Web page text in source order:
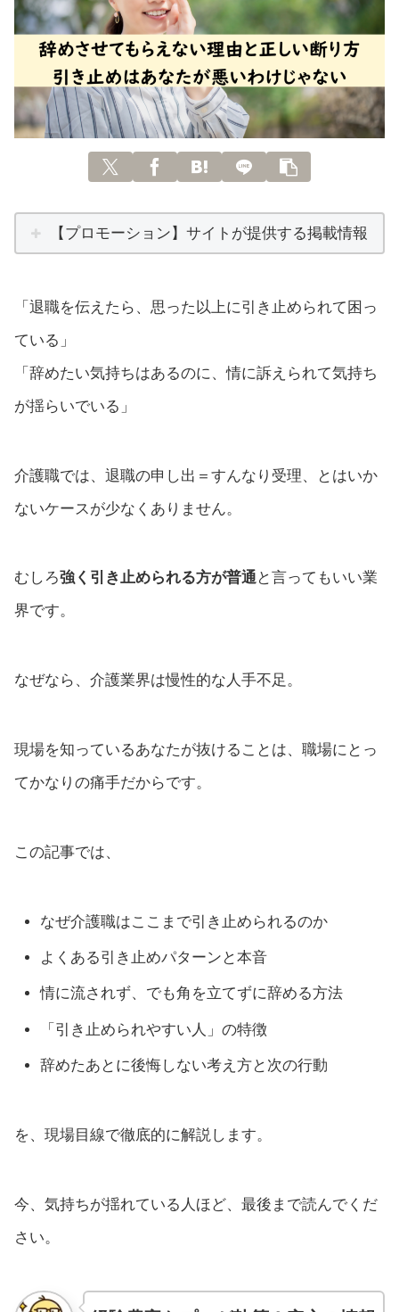
【プロモーション】サイトが提供する掲載情報
「退職を伝えたら、思った以上に引き止められて困っ
ている」
「辞めたい気持ちはあるのに、情に訴えられて気持ち
が揺らいでいる」
介護職では、退職の申し出＝すんなり受理、とはいか
ないケースが少なくありません。
むしろ強く引き止められる方が普通と言ってもいい業
界です。
なぜなら、介護業界は慢性的な人手不足。
現場を知っているあなたが抜けることは、職場にとっ
てかなりの痛手だからです。
この記事では、
なぜ介護職はここまで引き止められるのか
よくある引き止めパターンと本音
情に流されず、でも角を立てずに辞める方法
「引き止められやすい人」の特徴
辞めたあとに後悔しない考え方と次の行動
を、現場目線で徹底的に解説します。
今、気持ちが揺れている人ほど、最後まで読んでくだ
さい。